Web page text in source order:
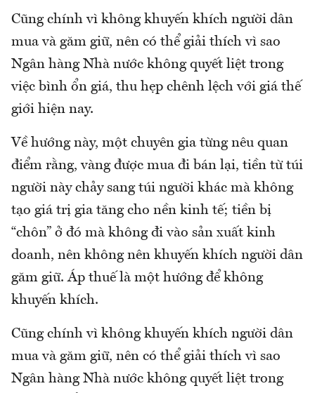
Cũng chính vì không khuyến khích người dân
mua và găm giữ, nên có thể giải thích vì sao
Ngân hàng Nhà nước không quyết liệt trong
việc bình ổn giá, thu hẹp chênh lệch với giá thế
giới hiện nay.
Về hướng này, một chuyên gia từng nêu quan
điểm rằng, vàng được mua đi bán lại, tiền từ túi
người này chảy sang túi người khác mà không
tạo giá trị gia tăng cho nền kinh tế; tiền bị
“chôn” ở đó mà không đi vào sản xuất kinh
doanh, nên không nên khuyến khích người dân
găm giữ. Áp thuế là một hướng để không
khuyến khích.
Cũng chính vì không khuyến khích người dân
mua và găm giữ, nên có thể giải thích vì sao
Ngân hàng Nhà nước không quyết liệt trong